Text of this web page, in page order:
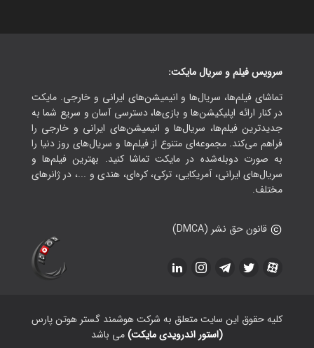
سرویس فیلم و سریال مایکت:
تماشای فیلم‌ها، سریال‌ها و انیمیشن‌های ایرانی و خارجی. مایکت
در کنار ارائه اپلیکیشن‌ها و بازی‌ها، دسترسی آسان و سریع شما به
جدیدترین فیلم‌ها، سریال‌ها و انیمیشن‌های ایرانی و خارجی را
فراهم می‌کند. مجموعه‌ای متنوع از فیلم‌ها و سریال‌های روز دنیا را
به صورت دوبله‌شده در مایکت تماشا کنید. بهترین فیلم‌ها و
سریال‌های ایرانی، آمریکایی، ترکی، کره‌ای، هندی و ...، در ژانرهای
مختلف.
قانون حق نشر (DMCA)
کلیه حقوق این سایت متعلق به شرکت هوشمند گستر هوتن پارس
(استور اندرویدی مایکت)می باشد